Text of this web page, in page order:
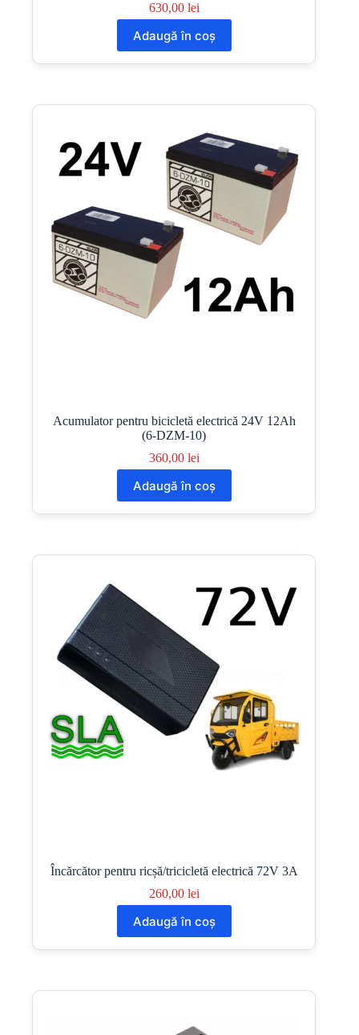
630,00 lei
Adaugă în coș
Acumulator pentru bicicletă electrică 24V 12Ah
(6-DZM-10)
360,00 lei
Adaugă în coș
Încărcător pentru ricșă/tricicletă electrică 72V 3A
260,00 lei
Adaugă în coș